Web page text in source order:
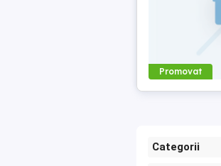
Promovat
Categorii